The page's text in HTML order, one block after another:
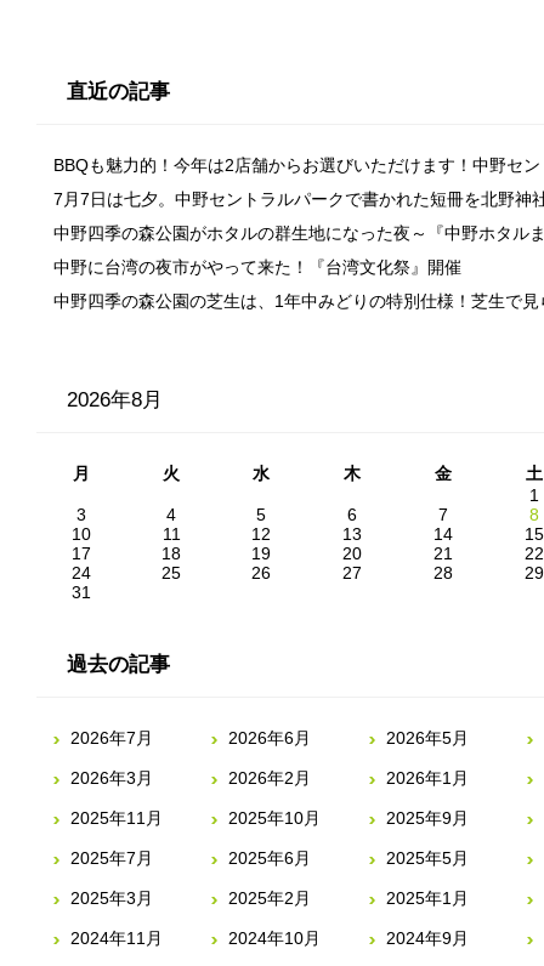
直近の記事
BBQも魅力的！今年は2店舗からお選びいただけます！中野セ
7月7日は七夕。中野セントラルパークで書かれた短冊を北野神
中野四季の森公園がホタルの群生地になった夜～『中野ホタル
中野に台湾の夜市がやって来た！『台湾文化祭』開催
中野四季の森公園の芝生は、1年中みどりの特別仕様！芝生で
2026年8月
月 火 水 木 金
土
1
3
4 5 6 7
8
10
11 12 13 14
15
17
18 19 20 21
22
24
25 26 27 28
29
31
過去の記事
2026年7月 2026年6月 2026年5月
2026年3月 2026年2月 2026年1月
2025年11月 2025年10月 2025年9月
2025年7月 2025年6月 2025年5月
2025年3月 2025年2月 2025年1月
2024年11月 2024年10月 2024年9月